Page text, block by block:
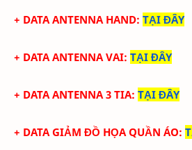
+ DATA ANTENNA HAND: TẠI ĐÂY
+ DATA ANTENNA VAI: TẠI ĐÂY
+ DATA ANTENNA 3 TIA: TẠI ĐÂY
+ DATA GIẢM ĐỒ HỌA QUẦN ÁO: